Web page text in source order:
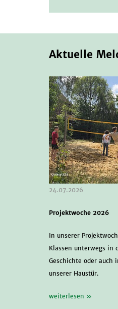
Aktuelle
24.07.2026
Projektwoche 2026
In unserer
Klassen unterwegs in
Geschichte oder auch
unserer Haustür.
weiterlesen »